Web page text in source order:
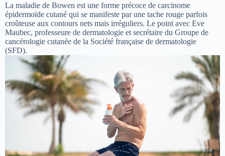
La maladie de Bowen est une forme précoce de carcinome
épidermoïde cutané qui se manifeste par une tache rouge parfois
croûteuse aux contours nets mais irréguliers. Le point avec Eve
Maubec, professeure de dermatologie et secrétaire du Groupe de
cancérologie cutanée de la Société française de dermatologie
(SFD).